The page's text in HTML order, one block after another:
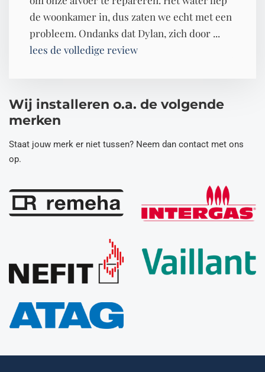
de woonkamer in, dus zaten we echt met een
probleem. Ondanks dat Dylan, zich door ...
lees de volledige review
Wij installeren o.a. de volgende
merken
Staat jouw merk er niet tussen? Neem dan contact met ons
op.